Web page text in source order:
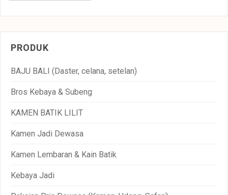
PRODUK
BAJU BALI (Daster, celana, setelan)
Bros Kebaya & Subeng
KAMEN BATIK LILIT
Kamen Jadi Dewasa
Kamen Lembaran & Kain Batik
Kebaya Jadi